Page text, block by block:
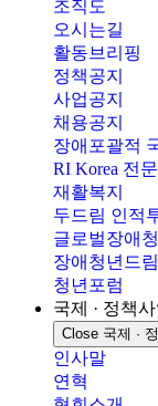
조직도
오시는길
활동브리핑
정책공지
사업공지
채용공지
장애포괄적
RI Korea 전
재활복지
두드림 인적
글로벌장애
장애청년드
청년포럼
국제 · 정책사
Close 국제 ·
인사말
연혁